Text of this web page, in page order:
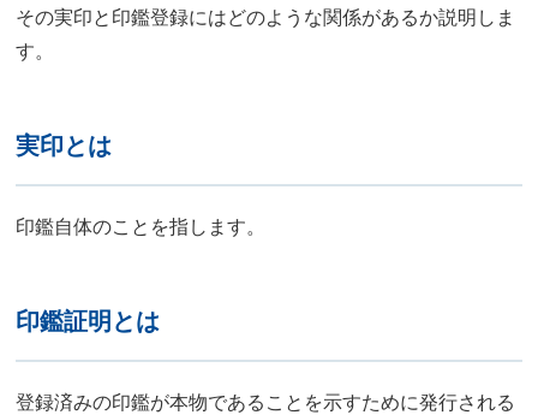
その実印と印鑑登録にはどのような関係があるか説明しま
す。
実印とは
印鑑自体のことを指します。
印鑑証明とは
登録済みの印鑑が本物であることを示すために発行される